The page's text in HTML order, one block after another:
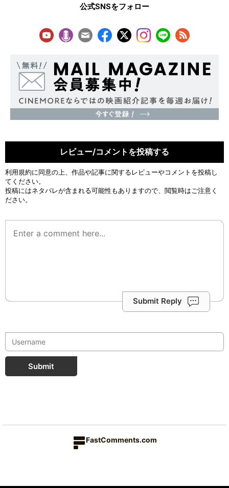
公式SNSをフォロー
レビュー/コメントを投稿する
利用規約に同意の上、作品や記事に関するレビューやコメントを投稿し
てください。
投稿にはネタバレが含まれる可能性もありますので、閲覧時はご注意く
ださい。
Submit Reply
Submit
FastComments.com